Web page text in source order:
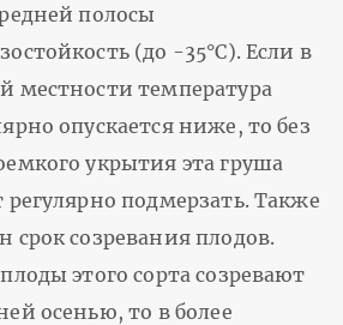
полосы
(до -35°С). Если в
местности температура
опускается ниже, то без
укрытия эта груша
регулярно подмерзать. Также
срок созревания плодов.
этого сорта созревают
осенью, то в более